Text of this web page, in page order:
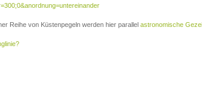
Reihe von Küstenpegeln werden hier parallel astronomische